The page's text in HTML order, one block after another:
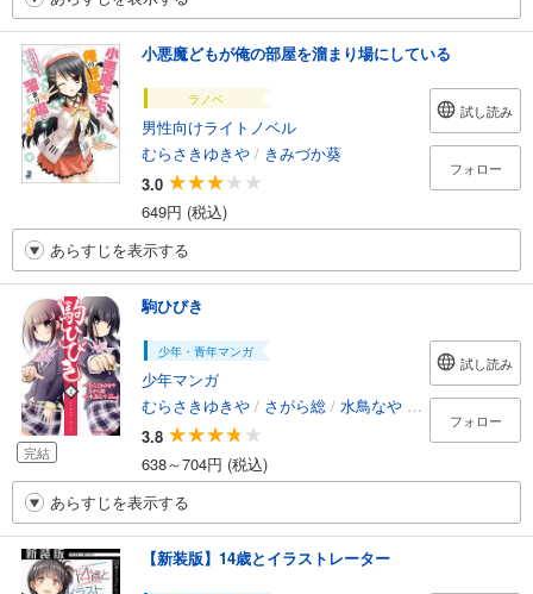
小悪魔どもが俺の部屋を溜まり場にしている
ラノベ
男性向けライトノベル
むらさきゆきや / きみづか葵
3.0
649円 (税込)
試し読み
フォロー
あらすじを表示する
完結
駒ひびき
少年・青年マンガ
少年マンガ
むらさきゆきや / さがら総 / 水鳥なや
高橋道雄
3.8
638～704円 (税込)
試し読み
フォロー
あらすじを表示する
【新装版】14歳とイラストレーター